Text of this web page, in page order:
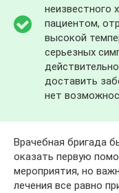
неизвестного
пациентом,
высокой
серьезных
доставить
нет
Врачебная бригада
оказать первую
мероприятия, но
лечения все равно